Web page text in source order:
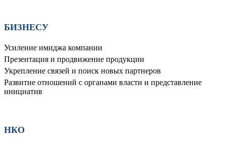
БИЗНЕСУ
Усиление имиджа компании
Презентация и продвижение продукции
Укрепление связей и поиск новых партнеров
Развитие отношений с органами власти и представление
инициатив
НКО